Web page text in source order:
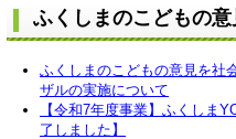
ふくしまのこどもの
ふくしまのこどもの意見を社
ザルの実施について
【令和7年度事業】ふくしま
了しました】